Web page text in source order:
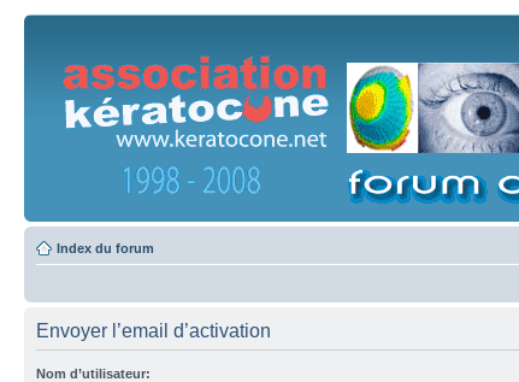
Index du forum
Envoyer l’email d’activation
Nom d’utilisateur: